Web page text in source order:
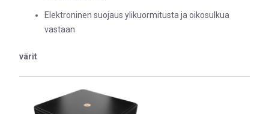
Elektroninen suojaus ylikuormitusta ja oikosulkua
vastaan
värit